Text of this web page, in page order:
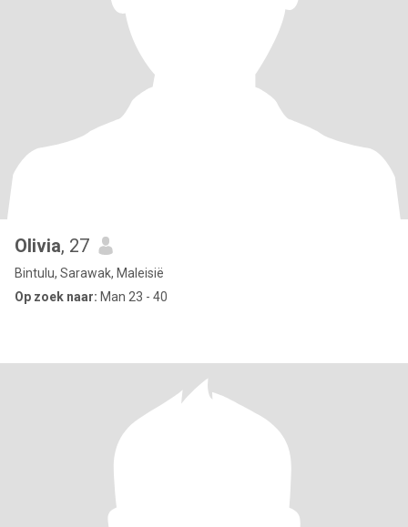
Olivia, 27
Bintulu, Sarawak, Maleisië
Op zoek naar: Man 23 - 40